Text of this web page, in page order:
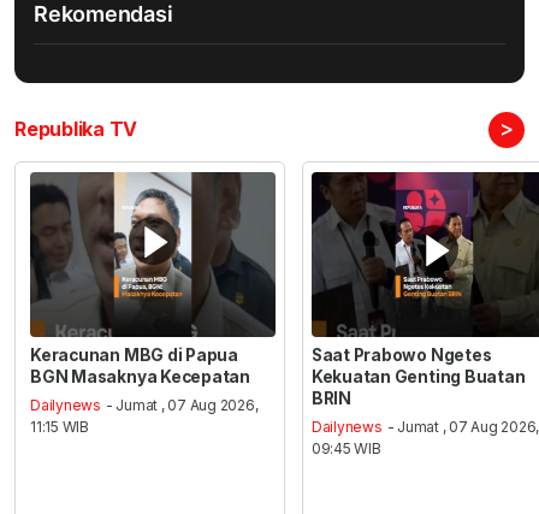
Rekomendasi
Republika TV >
Keracunan MBG di Papua
BGN Masaknya Kecepatan
Dailynews - Jumat , 07 Aug 2026,
11:15 WIB
Saat Prabowo Ngetes
Kekuatan Genting Buatan
BRIN
Dailynews - Jumat , 07 Aug 2026,
09:45 WIB